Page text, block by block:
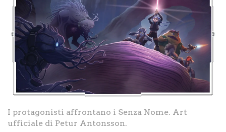
I protagonisti affrontano i Senza Nome. Art
ufficiale di Petur Antonsson.